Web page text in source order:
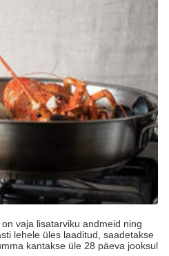
vaja lisatarviku andmeid ning
lehele üles laaditud, saadetakse
kantakse üle 28 päeva jooksul